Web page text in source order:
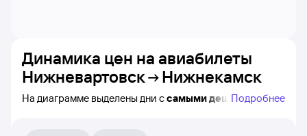
Динамика цен на авиабилеты
Нижневартовск
Нижнекамск
На диаграмме выделены дни ссамыми дешёвыми
Подробнее